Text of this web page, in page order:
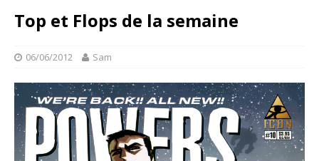
Top et Flops de la semaine
06/06/2012 Sam